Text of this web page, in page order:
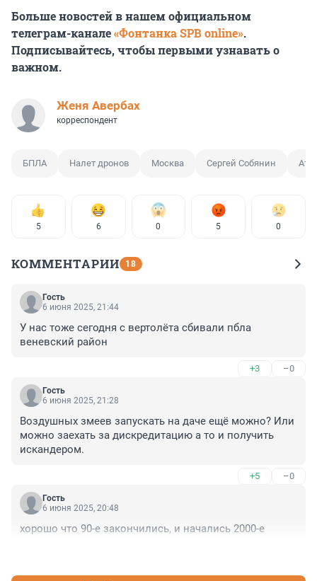
Больше новостей в нашем официальном
телеграм-канале«Фонтанка SPB online».
Подписывайтесь, чтобы первыми узнавать о
важном.
Женя Авербах
корреспондент
БПЛА Налет дронов Москва Сергей Собянин
5 6 0 5 0
КОММЕНТАРИИ 18
Гость
6 июня 2025, 21:44
У нас тоже сегодня с вертолёта сбивали пбла
веневский район
+3 –0
Гость
6 июня 2025, 21:28
Воздушных змеев запускать на даче ещё можно? Или
можно заехать за дискредитацию а то и получить
искандером.
+5 –0
Гость
6 июня 2025, 20:48
хорошо что 90-е закончились, и начались 2000-е